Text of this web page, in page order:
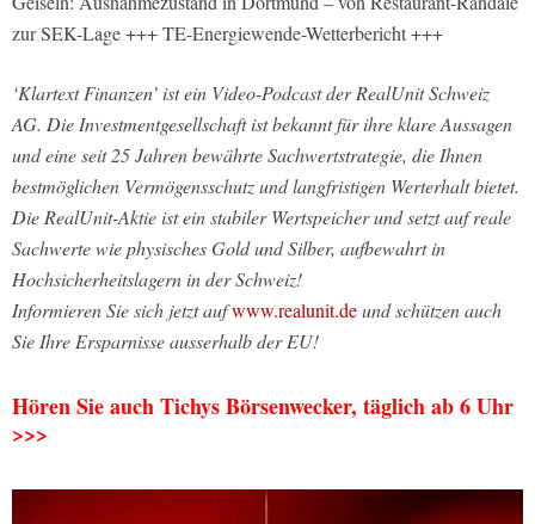
zur SEK-Lage +++ TE-Energiewende-Wetterbericht +++
‘Klartext Finanzen’ ist ein Video-Podcast der RealUnit Schweiz
AG. Die Investmentgesellschaft ist bekannt für ihre klare Aussagen
und eine seit 25 Jahren bewährte Sachwertstrategie, die Ihnen
bestmöglichen Vermögensschutz und langfristigen Werterhalt bietet.
Die RealUnit-Aktie ist ein stabiler Wertspeicher und setzt auf reale
Sachwerte wie physisches Gold und Silber, aufbewahrt in
Hochsicherheitslagern in der Schweiz!
Informieren Sie sich jetzt aufwww.realunit.deund schützen auch
Sie Ihre Ersparnisse ausserhalb der EU!
Hören Sie auch Tichys Börsenwecker, täglich ab 6 Uhr
>>>